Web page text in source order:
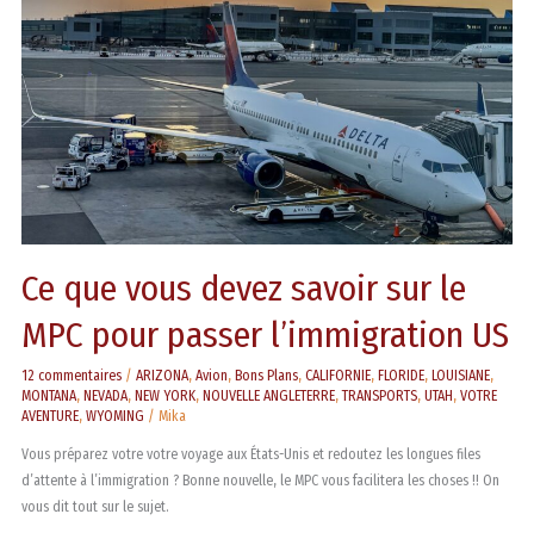
Ce que vous devez savoir sur le
MPC pour passer l’immigration US
12 commentaires /ARIZONA,Avion, Bons Plans,CALIFORNIE, FLORIDE, LOUISIANE,
MONTANA, NEVADA, NEW YORK, NOUVELLE ANGLETERRE,TRANSPORTS,UTAH ,VOTRE
AVENTURE,WYOMING /Mika
Vous préparez votre votre voyage aux États-Unis et redoutez les longues files
d’attente à l’immigration ? Bonne nouvelle, le MPC vous facilitera les choses !! On
vous dit tout sur le sujet.
sur
le
MPC
pour
passer
l’immigration
US